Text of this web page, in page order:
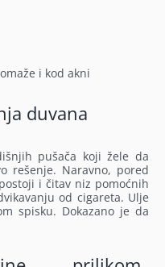
i kod akni
duvana
pušača koji žele da
rešenje. Naravno, pored
i čitav niz pomoćnih
od cigareta. Ulje
spisku. Dokazano je da